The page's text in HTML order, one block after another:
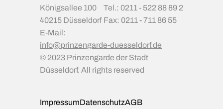
Königsallee 100
40215 Düsseldorf
Tel.: 0211 - 522 88 89 2
Fax: 0211 - 711 86 55
E-Mail:
info@prinzengarde-duesseldorf.de
© 2023 Prinzengarde der Stadt
Düsseldorf. All rights reserved
ImpressumDatenschutzAGB